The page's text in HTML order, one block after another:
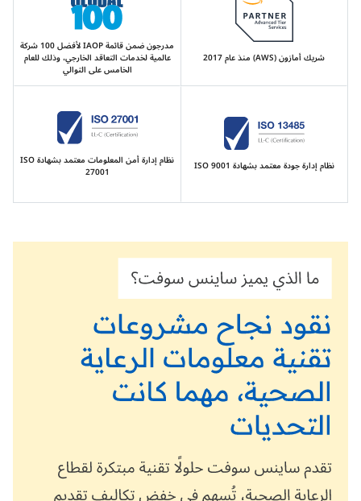
شريك أمازون (AWS) منذ عام 2017
مدرجون ضمن قائمة IAOP لأفضل 100 شركة
عالمية لخدمات التعاقد الخارجي، وذلك للعام
الخامس على التوالي
نظام إدارة جودة معتمد بشهادة ISO 9001 نظام إدارة أمن المعلومات معتمد بشهادة ISO
27001